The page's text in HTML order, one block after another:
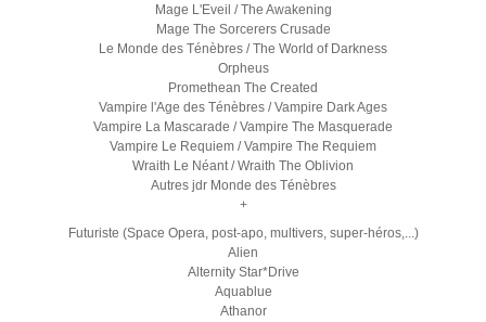
Mage L'Eveil / The Awakening
Mage The Sorcerers Crusade
Le Monde des Ténèbres / The World of Darkness
Orpheus
Promethean The Created
Vampire l'Age des Ténèbres / Vampire Dark Ages
Vampire La Mascarade / Vampire The Masquerade
Vampire Le Requiem / Vampire The Requiem
Wraith Le Néant / Wraith The Oblivion
Autres jdr Monde des Ténèbres
+
Futuriste (Space Opera, post-apo, multivers, super-héros,...)
Alien
Alternity Star*Drive
Aquablue
Athanor